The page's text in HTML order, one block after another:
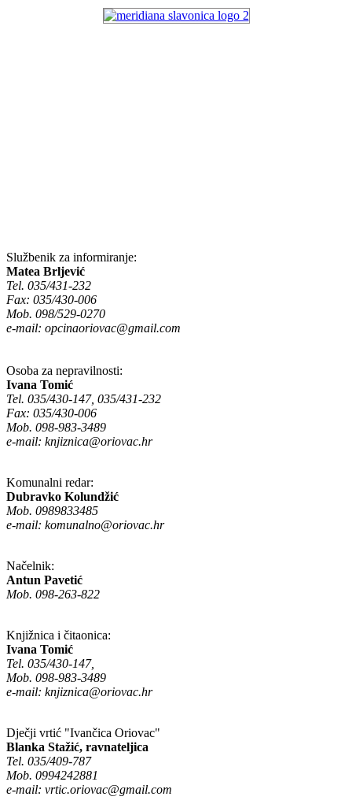
Službenik za informiranje:
Matea Brljević
Tel. 035/431-232
Fax: 035/430-006
Mob. 098/529-0270
e-mail: opcinaoriovac@gmail.com
Osoba za nepravilnosti:
Ivana Tomić
Tel. 035/430-147, 035/431-232
Fax: 035/430-006
Mob. 098-983-3489
e-mail: knjiznica@oriovac.hr
Komunalni redar:
Dubravko Kolundžić
Mob. 0989833485
e-mail: komunalno@oriovac.hr
Načelnik:
Antun Pavetić
Mob. 098-263-822
Knjižnica i čitaonica:
Ivana Tomić
Tel. 035/430-147,
Mob. 098-983-3489
e-mail: knjiznica@oriovac.hr
Dječji vrtić "Ivančica Oriovac"
Blanka Stažić, ravnateljica
Tel. 035/409-787
Mob. 0994242881
e-mail: vrtic.oriovac@gmail.com